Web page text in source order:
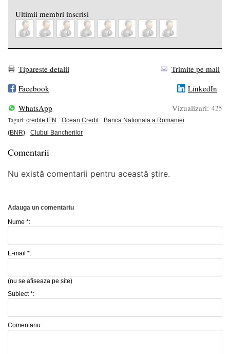
Ultimii membri inscrisi
Tipareste detalii
Trimite pe mail
Facebook
LinkedIn
WhatsApp
Vizualizari: 425
Taguri: credite IFN Ocean Credit
Banca Nationala a Romaniei
(BNR)
Clubul Bancherilor
Comentarii
Nu există comentarii pentru această știre.
Adauga un comentariu
Nume *:
E-mail *:
(nu se afiseaza pe site)
Subiect *:
Comentariu: